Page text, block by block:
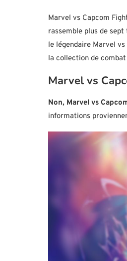
Marvel vs Capcom
rassemble plus de
le légendaire Marvel
la collection de
Marvel vs
Non, Marvel vs
informations